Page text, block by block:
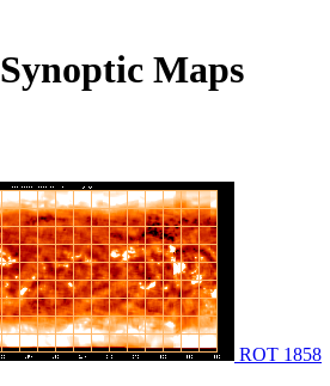
Maps
ROT 1858